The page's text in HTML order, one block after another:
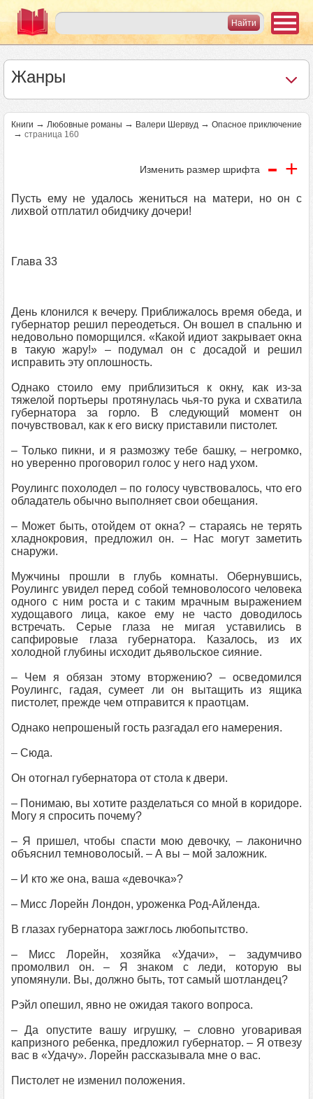
Жанры
Книги → Любовные романы → Валери Шервуд → Опасное приключение
→ страница 160
Изменить размер шрифта - +
Пусть ему не удалось жениться на матери, но он с
лихвой отплатил обидчику дочери!
Глава 33
День клонился к вечеру. Приближалось время обеда, и
губернатор решил переодеться. Он вошел в спальню и
недовольно поморщился. «Какой идиот закрывает окна
в такую жару!» – подумал он с досадой и решил
исправить эту оплошность.
Однако стоило ему приблизиться к окну, как из-за
тяжелой портьеры протянулась чья-то рука и схватила
губернатора за горло. В следующий момент он
почувствовал, как к его виску приставили пистолет.
– Только пикни, и я размозжу тебе башку, – негромко,
но уверенно проговорил голос у него над ухом.
Роулингс похолодел – по голосу чувствовалось, что его
обладатель обычно выполняет свои обещания.
– Может быть, отойдем от окна? – стараясь не терять
хладнокровия, предложил он. – Нас могут заметить
снаружи.
Мужчины прошли в глубь комнаты. Обернувшись,
Роулингс увидел перед собой темноволосого человека
одного с ним роста и с таким мрачным выражением
худощавого лица, какое ему не часто доводилось
встречать. Серые глаза не мигая уставились в
сапфировые глаза губернатора. Казалось, из их
холодной глубины исходит дьявольское сияние.
– Чем я обязан этому вторжению? – осведомился
Роулингс, гадая, сумеет ли он вытащить из ящика
пистолет, прежде чем отправится к праотцам.
Однако непрошеный гость разгадал его намерения.
– Сюда.
Он отогнал губернатора от стола к двери.
– Понимаю, вы хотите разделаться со мной в коридоре.
Могу я спросить почему?
– Я пришел, чтобы спасти мою девочку, – лаконично
объяснил темноволосый. – А вы – мой заложник.
– И кто же она, ваша «девочка»?
– Мисс Лорейн Лондон, уроженка Род-Айленда.
В глазах губернатора зажглось любопытство.
– Мисс Лорейн, хозяйка «Удачи», – задумчиво
промолвил он. – Я знаком с леди, которую вы
упомянули. Вы, должно быть, тот самый шотландец?
Рэйл опешил, явно не ожидая такого вопроса.
– Да опустите вашу игрушку, – словно уговаривая
капризного ребенка, предложил губернатор. – Я отвезу
вас в «Удачу». Лорейн рассказывала мне о вас.
Пистолет не изменил положения.